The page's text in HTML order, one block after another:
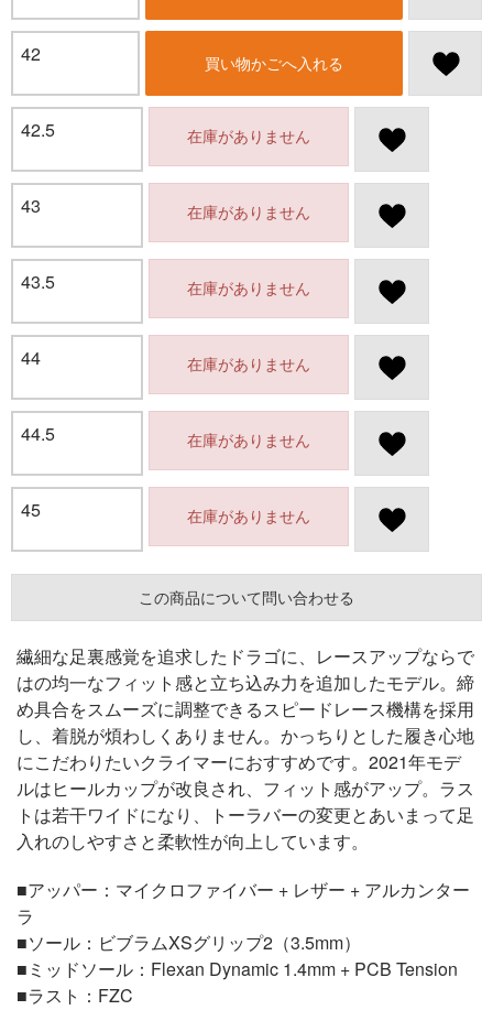
42 買い物かごへ入れる
42.5 在庫がありません
43 在庫がありません
43.5 在庫がありません
44 在庫がありません
44.5 在庫がありません
45 在庫がありません
この商品について問い合わせる
繊細な足裏感覚を追求したドラゴに、レースアップならで
はの均一なフィット感と立ち込み力を追加したモデル。締
め具合をスムーズに調整できるスピードレース機構を採用
し、着脱が煩わしくありません。かっちりとした履き心地
にこだわりたいクライマーにおすすめです。2021年モデ
ルはヒールカップが改良され、フィット感がアップ。ラス
トは若干ワイドになり、トーラバーの変更とあいまって足
入れのしやすさと柔軟性が向上しています。
■アッパー：マイクロファイバー + レザー + アルカンター
ラ
■ソール：ビブラムXSグリップ2（3.5mm）
■ミッドソール：Flexan Dynamic 1.4mm + PCB Tension
■ラスト：FZC